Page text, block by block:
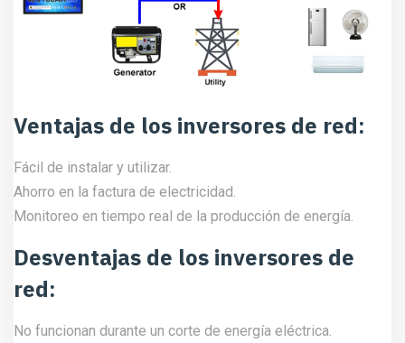
Ventajas de los inversores de red:
Fácil de instalar y utilizar.
Ahorro en la factura de electricidad.
Monitoreo en tiempo real de la producción de energía.
Desventajas de los inversores de
red:
No funcionan durante un corte de energía eléctrica.